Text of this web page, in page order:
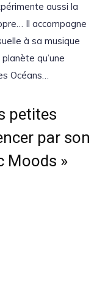
aussi la
Il accompagne
à sa musique
qu’une
Océans…
petites
par son
Moods »